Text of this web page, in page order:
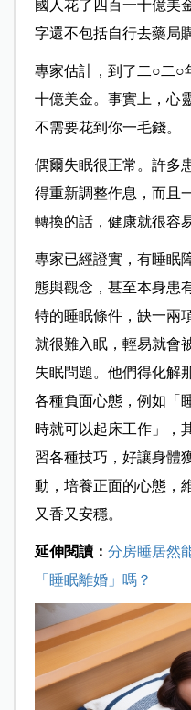
國人花了四百一十億美
字還不包括自行去藥局
專家估計，到了二○二○
十億美金。事實上，心
不需要花到你一毛錢。
偶爾失眠很正常。許多
得重新調整作息，而且
轉換的話，健康就很容
專家已經證實，有睡眠
態與觀念，甚至本身患
特的睡眠條件，缺一兩
就很難入眠，輕易就會
失眠問題。他們得化解
各種負面心態，例如「
時就可以起床工作」，
習各種技巧，好讓身體
動，培養正面的心態，
又香又安穩。
延伸閱讀： 分房睡居然
「睡眠離婚」嗎？